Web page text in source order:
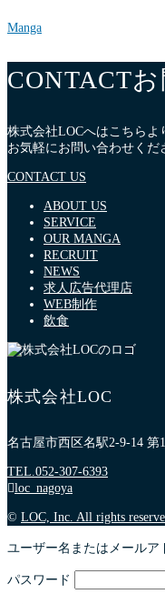
Manga
CONTACT
株式会社LOCへはこちらよ
お気軽にお問い合わせくだ
CONTACT US
ABOUT US
SERVICE
OUR MANGA
RECRUIT
NEWS
求人広告代理店
WEB制作
飲食
株式会社LOC
名古屋市西区名駅2-9-14 第
TEL. 052-307-6393
loc_nagoya
© LOC, Inc. All rights
ユーザー名またはメールア
パスワード